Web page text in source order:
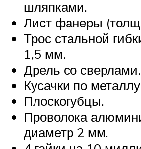
шляпками.
Лист фанеры
Трос стальной
1,5 мм.
Дрель со сверлами.
Кусачки по
Плоскогубцы.
Проволока
диаметр 2 мм.